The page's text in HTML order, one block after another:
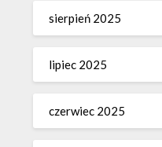
sierpień 2025
lipiec 2025
czerwiec 2025